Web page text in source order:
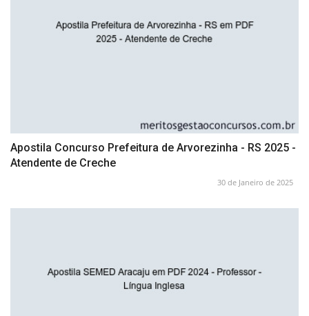
Apostila Concurso Prefeitura de Arvorezinha - RS 2025 -
Atendente de Creche
30 de Janeiro de 2025